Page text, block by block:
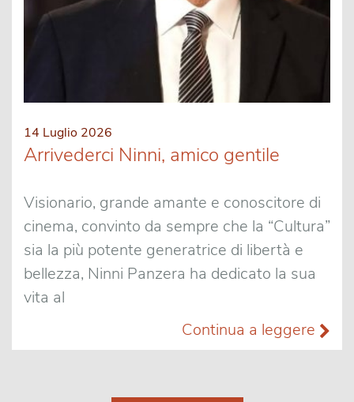
14 Luglio 2026
Arrivederci Ninni, amico gentile
Visionario, grande amante e conoscitore di
cinema, convinto da sempre che la “Cultura”
sia la più potente generatrice di libertà e
bellezza, Ninni Panzera ha dedicato la sua
vita al
Continua a leggere